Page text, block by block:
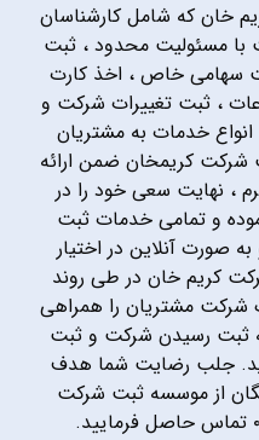
خان که شامل کارشناسان
مسئولیت محدود ، ثبت
سهامی خاص ، اخذ کارت
، ثبت تغییرات شرکت و
انواع خدمات به مشتریان
شرکت کریمخان ضمن ارائه
، نهایت سعی خود را در
و تمامی خدمات ثبت
صورت آنلاین در اختیار
کریم خان در طی روند
شرکت مشتریان را همراهی
ثبت رسیدن شرکت و ثبت
جلب رضایت شما هدف
از موسسه ثبت شرکت